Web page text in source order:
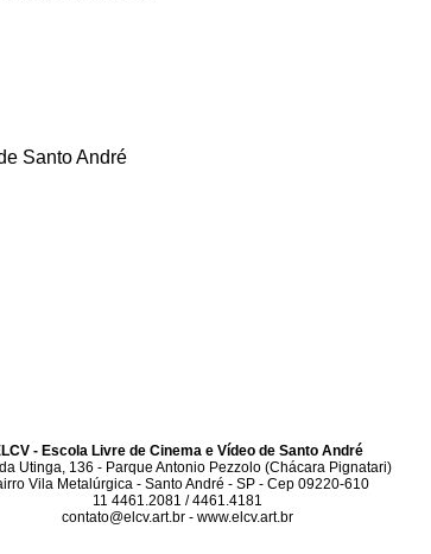
Santo André
- Escola Livre de Cinema e Vídeo de Santo André
Utinga, 136 - Parque Antonio Pezzolo (Chácara Pignatari)
Vila Metalúrgica - Santo André - SP - Cep 09220-610
11 4461.2081 / 4461.4181
contato@elcv.art.br - www.elcv.art.br